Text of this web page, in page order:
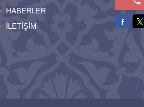
HABERLER
İLETİŞİM